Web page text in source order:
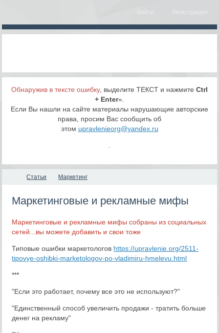
Войти Регистрация
Обнаружив в тексте ошибку, выделите ТЕКСТ и нажмите Ctrl
+ Enter».
Если Вы нашли на сайте материалы нарушающие авторские
права, просим Вас сообщить об
этом upravlenieorg@yandex.ru
Статьи Маркетинг
Маркетинговые и рекламные мифы
Маркетинговые и рекламные мифы собраны из социальных
сетей...вы можете добавить и свои тоже
Типовые ошибки маркетологов https://upravlenie.org/2511-
tipovye-oshibki-marketologov-po-vladimiru-hmelevu.html
***
"Если это работает, почему все это не используют?"
"Единственный способ увеличить продажи - тратить больше
денег на рекламу"